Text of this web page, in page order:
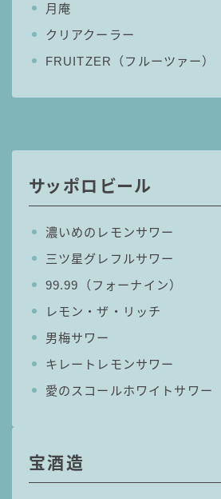
極上レモンサワー
極上フルーツサワー
すみか
素滴しぼり
コラム
月庵
クリアクーラー
FRUITZER（フルーツァー）
サッポロビール
濃いめのレモンサワー
三ツ星グレフルサワー
99.99（フォーナイン）
レモン・ザ・リッチ
男梅サワー
キレートレモンサワー
愛のスコールホワイトサワー
宝酒造